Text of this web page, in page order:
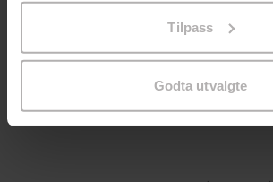
Tilpass
Godta utvalgte
Jo Nesbø